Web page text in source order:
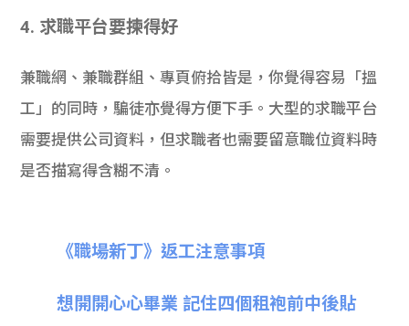
4. 求職平台要揀得好
兼職網、兼職群組、專頁俯拾皆是，你覺得容易「搵
工」的同時，騙徒亦覺得方便下手。大型的求職平台
需要提供公司資料，但求職者也需要留意職位資料時
是否描寫得含糊不清。
《職場新丁》返工注意事項
想開開心心畢業 記住四個租袍前中後貼